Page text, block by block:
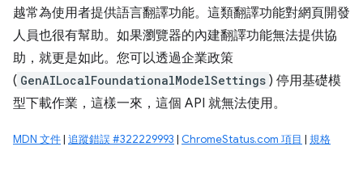
越常為使用者提供語言翻譯功能。這類翻譯功能對網頁開發
人員也很有幫助。如果瀏覽器的內建翻譯功能無法提供協
助，就更是如此。您可以透過企業政策
( GenAILocalFoundationalModelSettings ) 停用基礎模
型下載作業，這樣一來，這個 API 就無法使用。
MDN 文件| 追蹤錯誤 #322229993 | ChromeStatus.com 項目 | 規格